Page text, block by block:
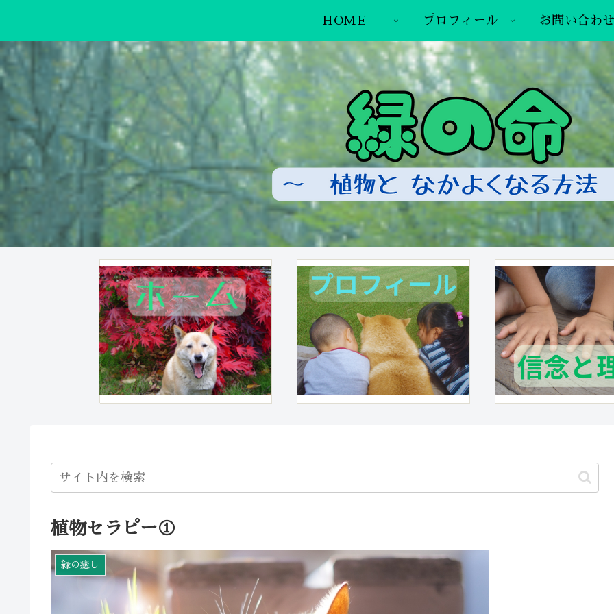
HOME プロフィール お問い合わ
植物セラピー①
緑の癒し